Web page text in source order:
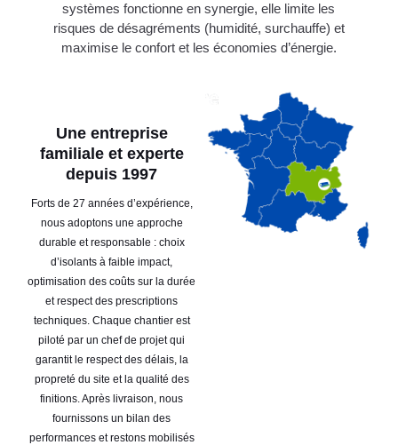
systèmes fonctionne en synergie, elle limite les
risques de désagréments (humidité, surchauffe) et
maximise le confort et les économies d’énergie.
Une entreprise
familiale et experte
depuis 1997
Forts de 27 années d’expérience,
nous adoptons une approche
durable et responsable : choix
d’isolants à faible impact,
optimisation des coûts sur la durée
et respect des prescriptions
techniques. Chaque chantier est
piloté par un chef de projet qui
garantit le respect des délais, la
propreté du site et la qualité des
finitions. Après livraison, nous
fournissons un bilan des
performances et restons mobilisés